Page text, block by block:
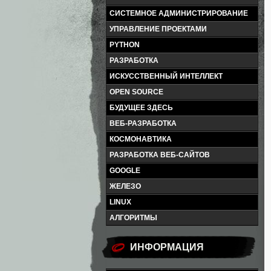
СИСТЕМНОЕ АДМИНИСТРИРОВАНИЕ
УПРАВЛЕНИЕ ПРОЕКТАМИ
PYTHON
РАЗРАБОТКА
ИСКУССТВЕННЫЙ ИНТЕЛЛЕКТ
OPEN SOURCE
БУДУЩЕЕ ЗДЕСЬ
ВЕБ-РАЗРАБОТКА
КОСМОНАВТИКА
РАЗРАБОТКА ВЕБ-САЙТОВ
GOOGLE
ЖЕЛЕЗО
LINUX
АЛГОРИТМЫ
ИНФОРМАЦИЯ